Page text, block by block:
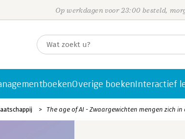
Op werkdagen voor 23:00 besteld,
Overige boekenInteractief
The age of AI - Zwaargewichten mengen zich in